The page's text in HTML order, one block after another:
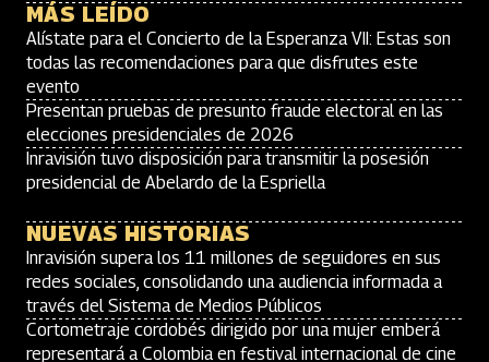
MÁS LEÍDO
Alístate para el Concierto de la Esperanza VII: Estas son
todas las recomendaciones para que disfrutes este
evento
Presentan pruebas de presunto fraude electoral en las
elecciones presidenciales de 2026
Inravisión tuvo disposición para transmitir la posesión
presidencial de Abelardo de la Espriella
NUEVAS HISTORIAS
Inravisión supera los 11 millones de seguidores en sus
redes sociales, consolidando una audiencia informada a
través del Sistema de Medios Públicos
Cortometraje cordobés dirigido por una mujer emberá
representará a Colombia en festival internacional de cine